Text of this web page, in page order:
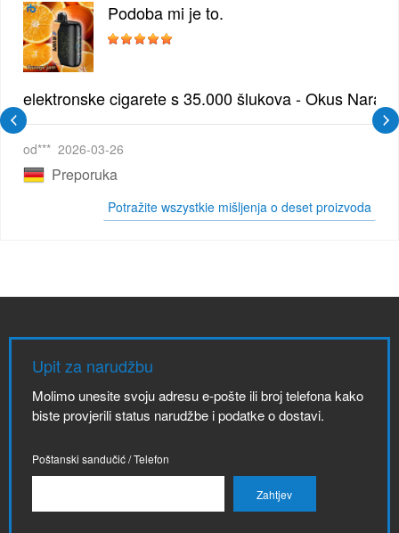
| Elegantna Voćna Kombinacija
Podoba mi je to.
elektronske cigarete s 35.000 šlukova - Okus
od*** 2026-03-26
Preporuka
Potražite wszystkie mišljenja o deset proizvoda
Upit za narudžbu
Molimo unesite svoju adresu e-pošte ili broj telefona kako
biste provjerili status narudžbe i podatke o dostavi.
Poštanski sandučić / Telefon